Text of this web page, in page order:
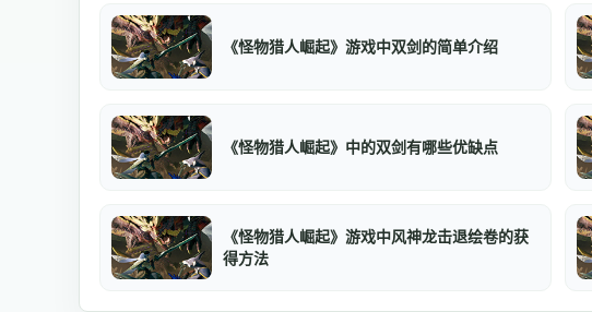
《怪物猎人崛起》游戏中双剑的简单介绍
《怪物猎人崛起》中的双剑有哪些优缺点
《怪物猎人崛起》游戏中风神龙击退绘卷的获
得方法